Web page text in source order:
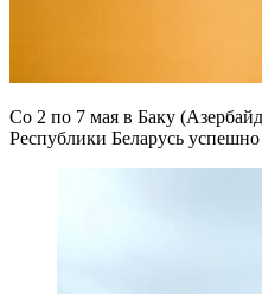
Со 2 по 7 мая в Баку
Республики Беларусь